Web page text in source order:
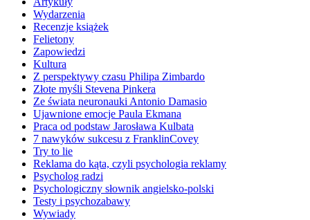
Wydarzenia
Recenzje książek
Felietony
Zapowiedzi
Kultura
Z perspektywy czasu Philipa Zimbardo
Złote myśli Stevena Pinkera
Ze świata neuronauki Antonio Damasio
Ujawnione emocje Paula Ekmana
Praca od podstaw Jarosława Kulbata
7 nawyków sukcesu z FranklinCovey
Try to lie
Reklama do kąta, czyli psychologia reklamy
Psycholog radzi
Psychologiczny słownik angielsko-polski
Testy i psychozabawy
Wywiady